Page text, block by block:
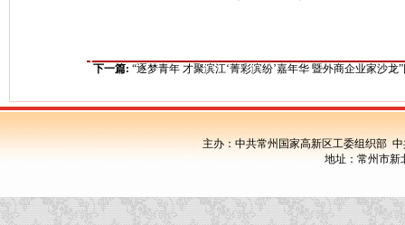
下一篇: “逐梦青年 才聚滨江‘菁彩滨纷’嘉年华 暨外商企业家沙龙
主办：中共常州国家高新区工委组织部
地址：常州市